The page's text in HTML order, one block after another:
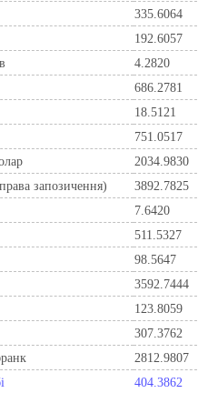
335.6064
192.6057
4.2820
686.2781
18.5121
751.0517
2034.9830
запозичення)
3892.7825
7.6420
511.5327
98.5647
3592.7444
123.8059
307.3762
2812.9807
404.3862